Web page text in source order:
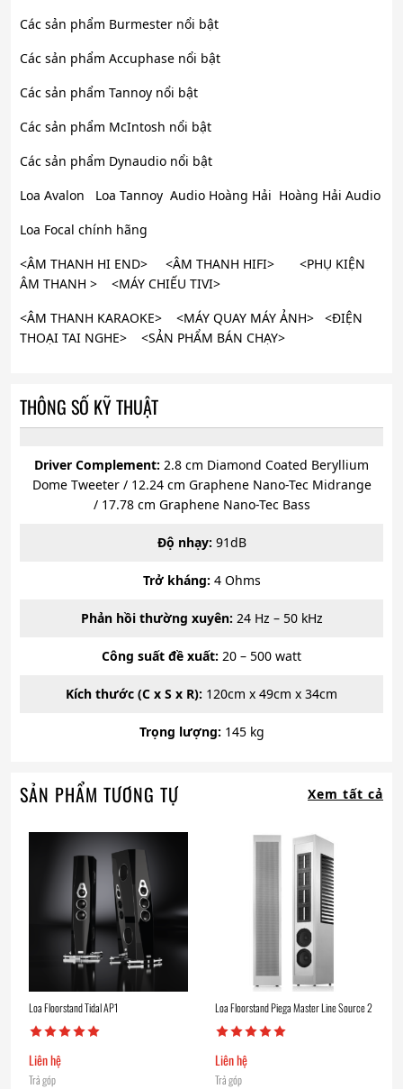
Các sản phẩm Burmester nổi bật
Các sản phẩm Accuphase nổi bật
Các sản phẩm Tannoy nổi bật
Các sản phẩm McIntosh nổi bật
Các sản phẩm Dynaudio nổi bật
Loa Avalon Loa Tannoy Audio Hoàng Hải Hoàng Hải Audio
Loa Focal chính hãng
<ÂM THANH HI END> <ÂM THANH HIFI> <PHỤ KIỆN
ÂM THANH > <MÁY CHIẾU TIVI>
<ÂM THANH KARAOKE> <MÁY QUAY MÁY ẢNH> <ĐIỆN
THOẠI TAI NGHE> <SẢN PHẨM BÁN CHẠY>
THÔNG SỐ KỸ THUẬT
Driver Complement: 2.8 cm Diamond Coated Beryllium
Dome Tweeter / 12.24 cm Graphene Nano-Tec Midrange
/ 17.78 cm Graphene Nano-Tec Bass
Độ nhạy: 91dB
Trở kháng: 4 Ohms
Phản hồi thường xuyên: 24 Hz – 50 kHz
Công suất đề xuất: 20 – 500 watt
Kích thước (C x S x R): 120cm x 49cm x 34cm
Trọng lượng: 145 kg
SẢN PHẨM TƯƠNG TỰ Xem tất cả
Loa Floorstand Tidal AP1
Liên hệ
Trả góp
Loa Floorstand Piega Master Line Source 2
Liên hệ
Trả góp